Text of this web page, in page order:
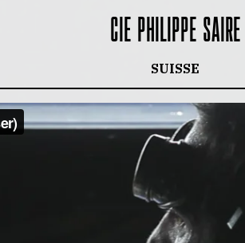
CIE PHILIPPE SAIRE
SUISSE